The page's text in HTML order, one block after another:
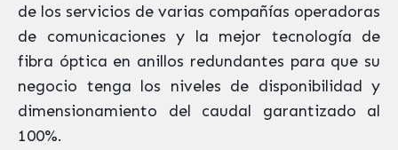
de los servicios de varias compañías operadoras
de comunicaciones y la mejor tecnología de
fibra óptica en anillos redundantes para que su
negocio tenga los niveles de disponibilidad y
dimensionamiento del caudal garantizado al
100%.